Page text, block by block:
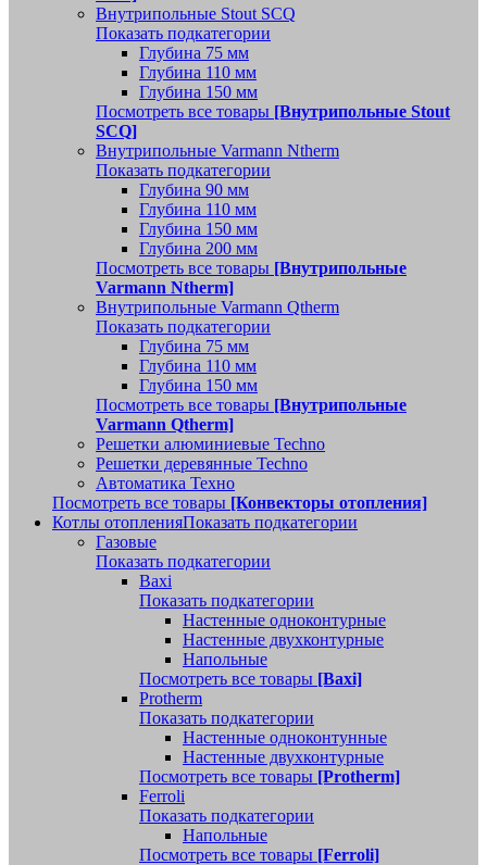
Внутрипольные Stout SCQ
Показать подкатегории
Глубина 75 мм
Глубина 110 мм
Глубина 150 мм
Посмотреть все товары [Внутрипольные Stout
SCQ]
Внутрипольные Varmann Ntherm
Показать подкатегории
Глубина 90 мм
Глубина 110 мм
Глубина 150 мм
Глубина 200 мм
Посмотреть все товары [Внутрипольные
Varmann Ntherm]
Внутрипольные Varmann Qtherm
Показать подкатегории
Глубина 75 мм
Глубина 110 мм
Глубина 150 мм
Посмотреть все товары [Внутрипольные
Varmann Qtherm]
Решетки алюминиевые Techno
Решетки деревянные Techno
Автоматика Техно
Посмотреть все товары [Конвекторы отопления]
Котлы отопленияПоказать подкатегории
Газовые
Показать подкатегории
Baxi
Показать подкатегории
Настенные одноконтурные
Настенные двухконтурные
Напольные
Посмотреть все товары [Baxi]
Protherm
Показать подкатегории
Настенные одноконтунные
Настенные двухконтурные
Посмотреть все товары [Protherm]
Ferroli
Показать подкатегории
Напольные
Посмотреть все товары [Ferroli]